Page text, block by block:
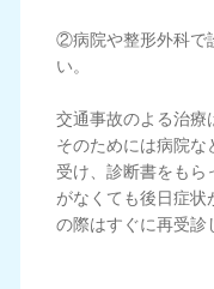
②病院や整形外科で
い。
交通事故のよる治療
そのためには病院な
受け、診断書をもら
がなくても後日症状
の際はすぐに再受診